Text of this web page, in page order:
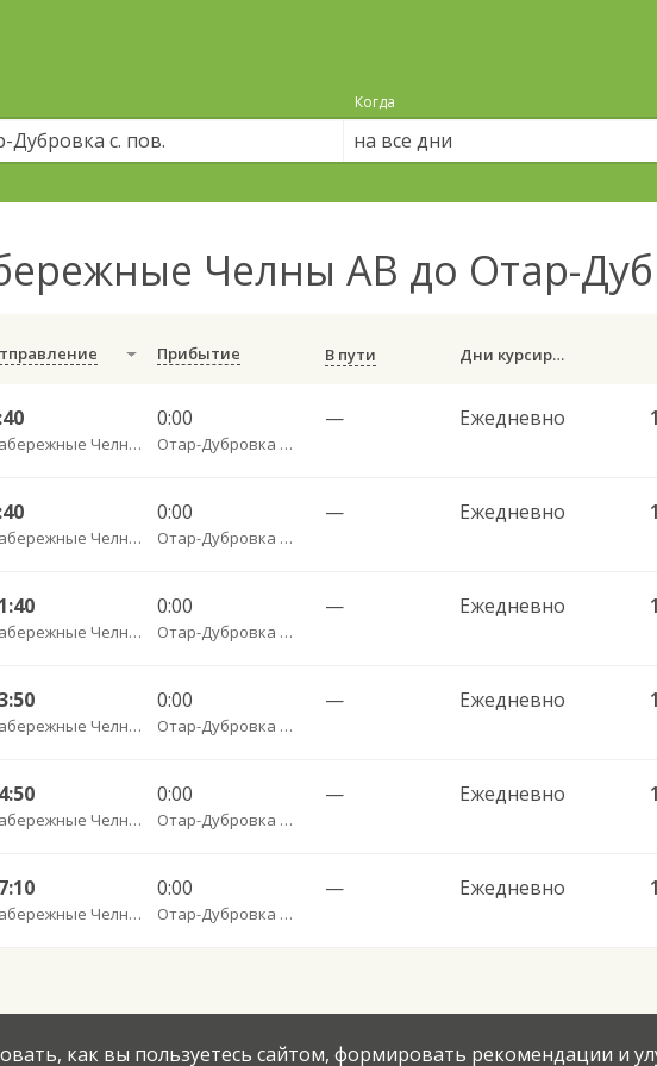
Когда
на все дни
Челны АВ до Отар-
Прибытие В пути Дни курсирования
Набережные Челны АВ
0:00
Отар-Дубровка с. пов.
— Ежедневно
Набережные Челны АВ
0:00
Отар-Дубровка с. пов.
— Ежедневно
Набережные Челны АВ
0:00
Отар-Дубровка с. пов.
— Ежедневно
Набережные Челны АВ
0:00
Отар-Дубровка с. пов.
— Ежедневно
Набережные Челны АВ
0:00
Отар-Дубровка с. пов.
— Ежедневно
Набережные Челны АВ
0:00
Отар-Дубровка с. пов.
— Ежедневно
как вы пользуетесь сайтом, формировать рекомендации и